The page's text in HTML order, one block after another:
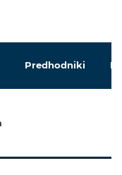
Predhodniki